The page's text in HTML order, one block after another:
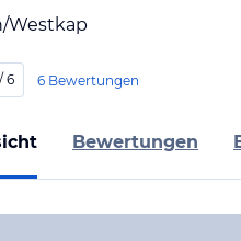
Westkap
/ 6 6 Bewertungen
Bewertungen